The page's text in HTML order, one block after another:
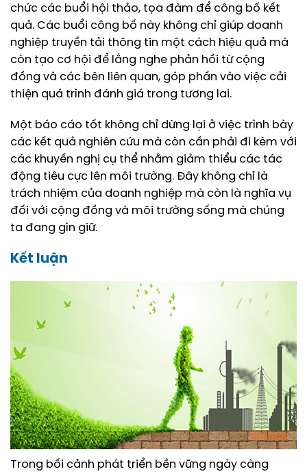
chức các buổi hội thảo, tọa đàm để công bố kết
quả. Các buổi công bố này không chỉ giúp doanh
nghiệp truyền tải thông tin một cách hiệu quả mà
còn tạo cơ hội để lắng nghe phản hồi từ cộng
đồng và các bên liên quan, góp phần vào việc cải
thiện quá trình đánh giá trong tương lai.
Một báo cáo tốt không chỉ dừng lại ở việc trình bày
các kết quả nghiên cứu mà còn cần phải đi kèm với
các khuyến nghị cụ thể nhằm giảm thiểu các tác
động tiêu cực lên môi trường. Đây không chỉ là
trách nhiệm của doanh nghiệp mà còn là nghĩa vụ
đối với cộng đồng và môi trường sống mà chúng
ta đang gìn giữ.
Kết luận
Trong bối cảnh phát triển bền vững ngày càng